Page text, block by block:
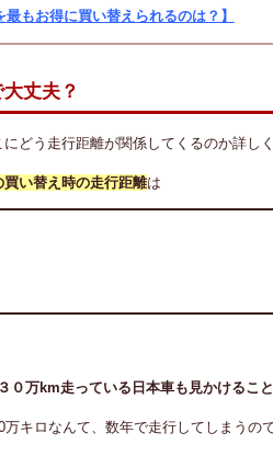
もお得に買い替えられるのは？】
丈夫？
どう走行距離が関係してくるのか詳し
い替え時の走行距離は
０万km走っている日本車も見かけるこ
キロなんて、数年で走行してしまうの